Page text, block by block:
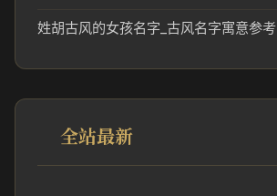
姓胡古风的女孩名字_古风名字寓意参考
全站最新